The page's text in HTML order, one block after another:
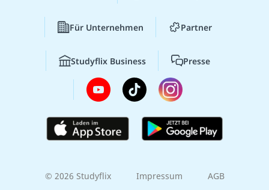
Für Unternehmen Partner
Studyflix Business Presse
© 2026 Studyflix Impressum AGB